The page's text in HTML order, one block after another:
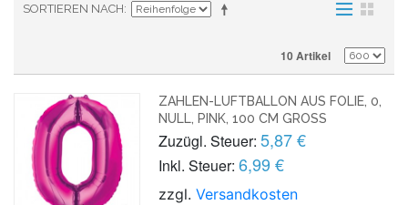
SORTIEREN NACH
10 Artikel
ZAHLEN-LUFTBALLON AUS FOLIE, 0,
NULL, PINK, 100 CM GROSS
Zuzügl. Steuer: 5,87 €
Inkl. Steuer: 6,99 €
zzgl.Versandkosten